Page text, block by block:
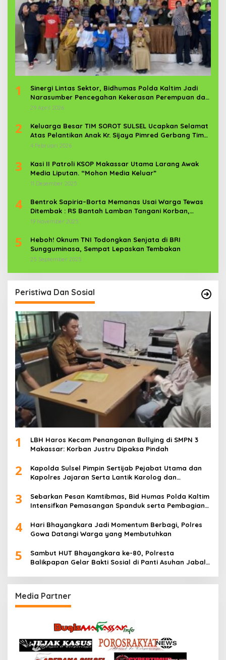
1
Sinergi Lintas Sektor, Bidhumas Polda Kaltim Jadi
Narasumber Pencegahan Kekerasan Perempuan dan
Anak
29 April 2026
2
Keluarga Besar TIM SOROT SULSEL Ucapkan Selamat
Atas Pelantikan Anak Kr. Sijaya Pimred Gerbang Timur
News Com Sebagai Prajurit TNI
4 Februari 2026
3
Kasi II Patroli KSOP Makassar Utama Larang Awak
Media Liputan. “Mohon Media Keluar”
11 Desember 2025
4
Bentrok Sapiria–Borta Memanas Usai Warga Tewas
Ditembak : RS Bantah Lamban Tangani Korban,
Aparat TNI-POLRI Dikerahkan
19 November 2025
5
Heboh! Oknum TNI Todongkan Senjata di BRI
Sungguminasa, Sempat Lepaskan Tembakan
25 September 2025
Peristiwa Dan Sosial
1
LBH Haros Kecam Penanganan Bullying di SMPN 3
Makassar: Korban Justru Dipaksa Pindah
2
Kapolda Sulsel Pimpin Sertijab Pejabat Utama dan
Kapolres Jajaran Serta Lantik Karolog dan
3
Sebarkan Pesan Kamtibmas, Bid Humas Polda Kaltim
Intensifkan Pemasangan Spanduk serta Pembagian
4
Hari Bhayangkara Jadi Momentum Berbagi, Polres
Gowa Datangi Warga yang Membutuhkan
5
Sambut HUT Bhayangkara ke-80, Polresta
Balikpapan Gelar Bakti Sosial di Panti Asuhan Jabal
Media Partner